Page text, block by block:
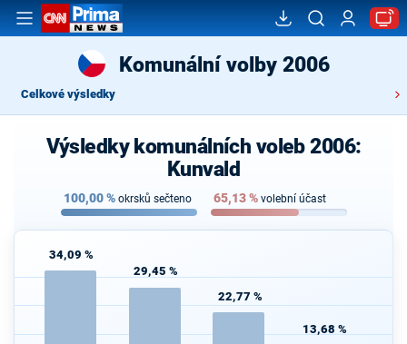
Komunální volby 2006
Celkové výsledky
Výsledky komunálních voleb 2006:
Kunvald
100,00% okrsků sečteno 65,13% volební účast
34,09 %
29,45 %
22,77 %
13,68 %